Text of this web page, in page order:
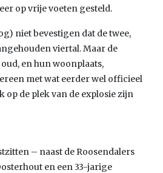
op vrije voeten gesteld.
niet bevestigen dat de twee,
viertal. Maar de
en hun woonplaats,
met wat eerder wel officieel
op de plek van de explosie zijn
– naast de Roosendalers
en een 33-jarige